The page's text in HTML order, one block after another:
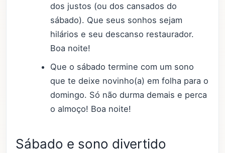
dos justos (ou dos cansados do
sábado). Que seus sonhos sejam
hilários e seu descanso restaurador.
Boa noite!
Que o sábado termine com um sono
que te deixe novinho(a) em folha para o
domingo. Só não durma demais e perca
o almoço! Boa noite!
Sábado e sono divertido